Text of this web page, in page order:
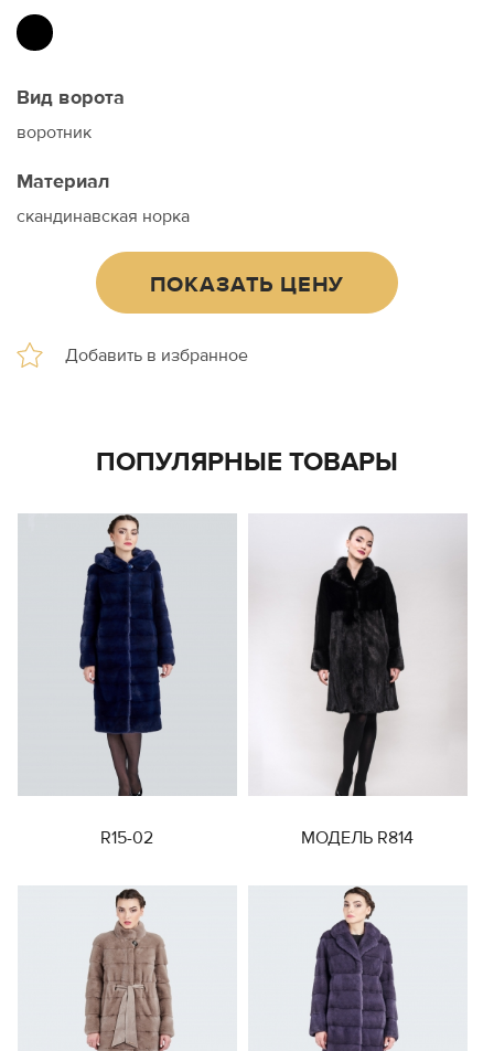
Вид ворота
воротник
Материал
скандинавская норка
ПОКАЗАТЬ ЦЕНУ
ПОПУЛЯРНЫЕ ТОВАРЫ
R15-02 МОДЕЛЬ R814